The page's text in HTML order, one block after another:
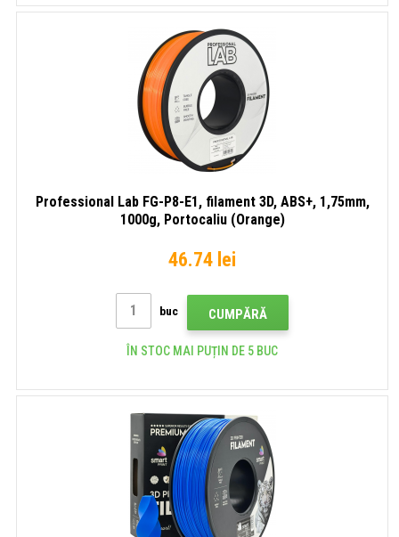
Professional Lab FG-P8-E1, filament 3D, ABS+, 1,75mm,
1000g, Portocaliu (Orange)
46.74 lei
buc CUMPĂRĂ
ÎN STOC MAI PUȚIN DE 5 BUC